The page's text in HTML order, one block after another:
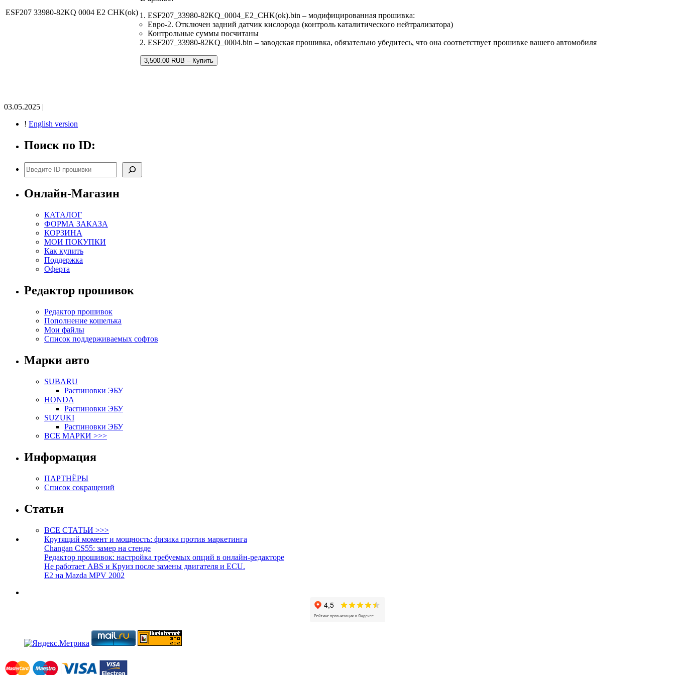
ESF207 33980-82KQ 0004 E2 CHK(ok)
ESF207_33980-82KQ_0004_E2_CHK(ok).bin – модифицированная прошивка:
Евро-2. Отключен задний датчик кислорода (контроль каталитического нейтрализатора)
Контрольные суммы посчитаны
ESF207_33980-82KQ_0004.bin – заводская прошивка, обязательно убедитесь, что она соответствует прошивке вашего автомобиля
3,500.00 RUB – Купить
03.05.2025 |
! English version
Поиск по ID:
Поиск
Онлайн-Магазин
КАТАЛОГ
ФОРМА ЗАКАЗА
КОРЗИНА
МОИ ПОКУПКИ
Как купить
Поддержка
Оферта
Редактор прошивок
Редактор прошивок
Пополнение кошелька
Мои файлы
Список поддерживаемых софтов
Марки авто
SUBARU
Распиновки ЭБУ
HONDA
Распиновки ЭБУ
SUZUKI
Распиновки ЭБУ
ВСЕ МАРКИ >>>
Информация
ПАРТНЁРЫ
Список сокращений
Статьи
ВСЕ СТАТЬИ >>>
Крутящий момент и мощность: физика против маркетинга
Changan CS55: замер на стенде
Редактор прошивок: настройка требуемых опций в онлайн-редакторе
Не работает ABS и Круиз после замены двигателя и ECU.
E2 на Mazda MPV 2002